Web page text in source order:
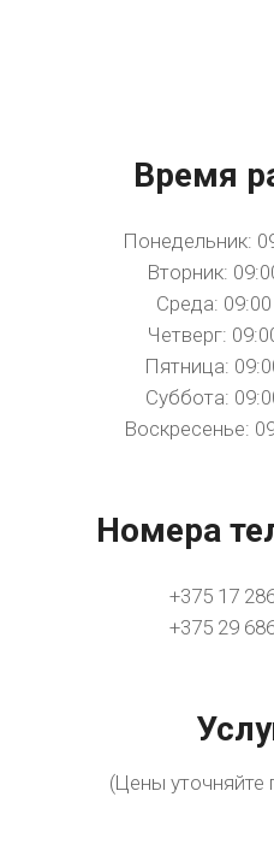
Время
Понедельник:
Вторник:
Среда:
Четверг:
Пятница:
Суббота:
Воскресенье:
Номера
+375 17
+375 29
(Цены уточняйте